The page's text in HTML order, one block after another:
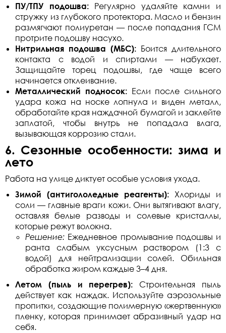
ПУ/ТПУ подошва:Регулярно удаляйте камни и
стружку из глубокого протектора. Масло и бензин
размягчают полиуретан — после попадания ГСМ
протрите подошву насухо.
Нитрильная подошва (МБС): Боится длительного
контакта с водой и спиртами — набухает.
Защищайте торец подошвы, где чаще всего
начинается отклеивание.
Металлический подносок:Если после сильного
удара кожа на носке лопнула и виден металл,
обработайте края наждачной бумагой и заклейте
заплатой, чтобы внутрь не попадала влага,
вызывающая коррозию стали.
6. Сезонные особенности: зима и
лето
Работа на улице диктует особые условия ухода.
Зимой (антигололедные реагенты): Хлориды и
соли — главные враги кожи. Они вытягивают влагу,
оставляя белые разводы и солевые кристаллы,
которые режут волокна.
Решение: Ежедневное промывание подошвы и
ранта слабым уксусным раствором (1:3 с
водой) для нейтрализации солей. Обильная
обработка жиром каждые 3–4 дня.
Летом (пыль и перегрев): Строительная пыль
действует как наждак. Используйте аэрозольные
пропитки, создающие полимерную «жертвенную»
пленку, которая принимает абразивный удар на
себя.